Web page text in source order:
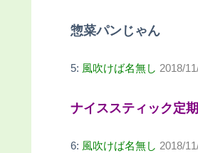
惣菜パンじゃん
5: 風吹けば名無し 2018/
ナイススティック定期
6: 風吹けば名無し 2018/